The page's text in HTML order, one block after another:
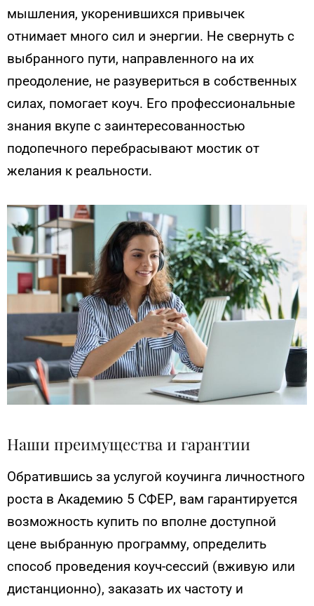
мышления, укоренившихся привычек
отнимает много сил и энергии. Не свернуть с
выбранного пути, направленного на их
преодоление, не разувериться в собственных
силах, помогает коуч. Его профессиональные
знания вкупе с заинтересованностью
подопечного перебрасывают мостик от
желания к реальности.
Наши преимущества и гарантии
Обратившись за услугой коучинга личностного
роста в Академию 5 СФЕР, вам гарантируется
возможность купить по вполне доступной
цене выбранную программу, определить
способ проведения коуч-сессий (вживую или
дистанционно), заказать их частоту и